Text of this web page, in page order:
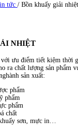
tức / Bồn khuấy giải
NHIỆT
với ưu điểm tiết kiệm thời
ra chất lượng sản phẩm
sản xuất:
phẩm
phẩm
phẩm
chất
sơn, mực in…